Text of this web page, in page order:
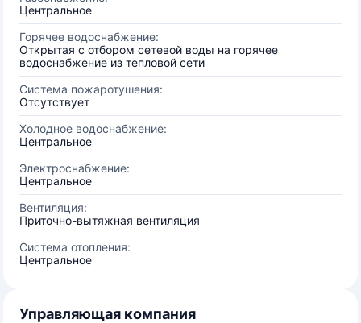
Центральное
Горячее водоснабжение:
Открытая с отбором сетевой воды на горячее
водоснабжение из тепловой сети
Система пожаротушения:
Отсутствует
Холодное водоснабжение:
Центральное
Электроснабжение:
Центральное
Вентиляция:
Приточно-вытяжная вентиляция
Система отопления:
Центральное
Управляющая компания